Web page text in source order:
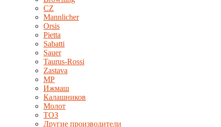
CZ
Mannlicher
Orsis
Pietta
Sabatti
Sauer
Taurus-Rossi
Zastava
MP
Ижмаш
Калашников
Молот
ТОЗ
Другие производители